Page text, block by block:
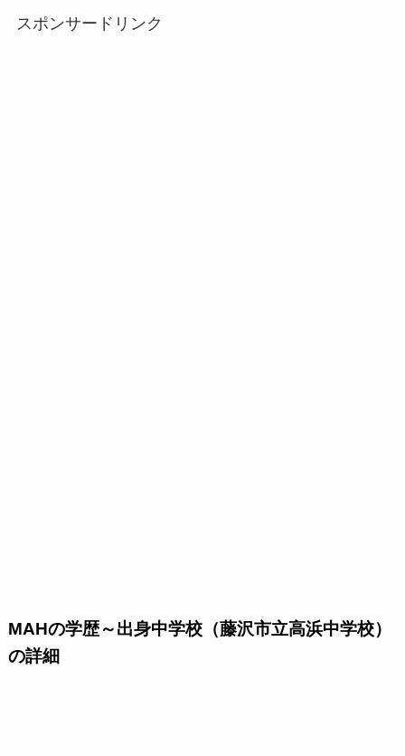
スポンサードリンク
MAHの学歴～出身中学校（藤沢市立高浜中学校）
の詳細